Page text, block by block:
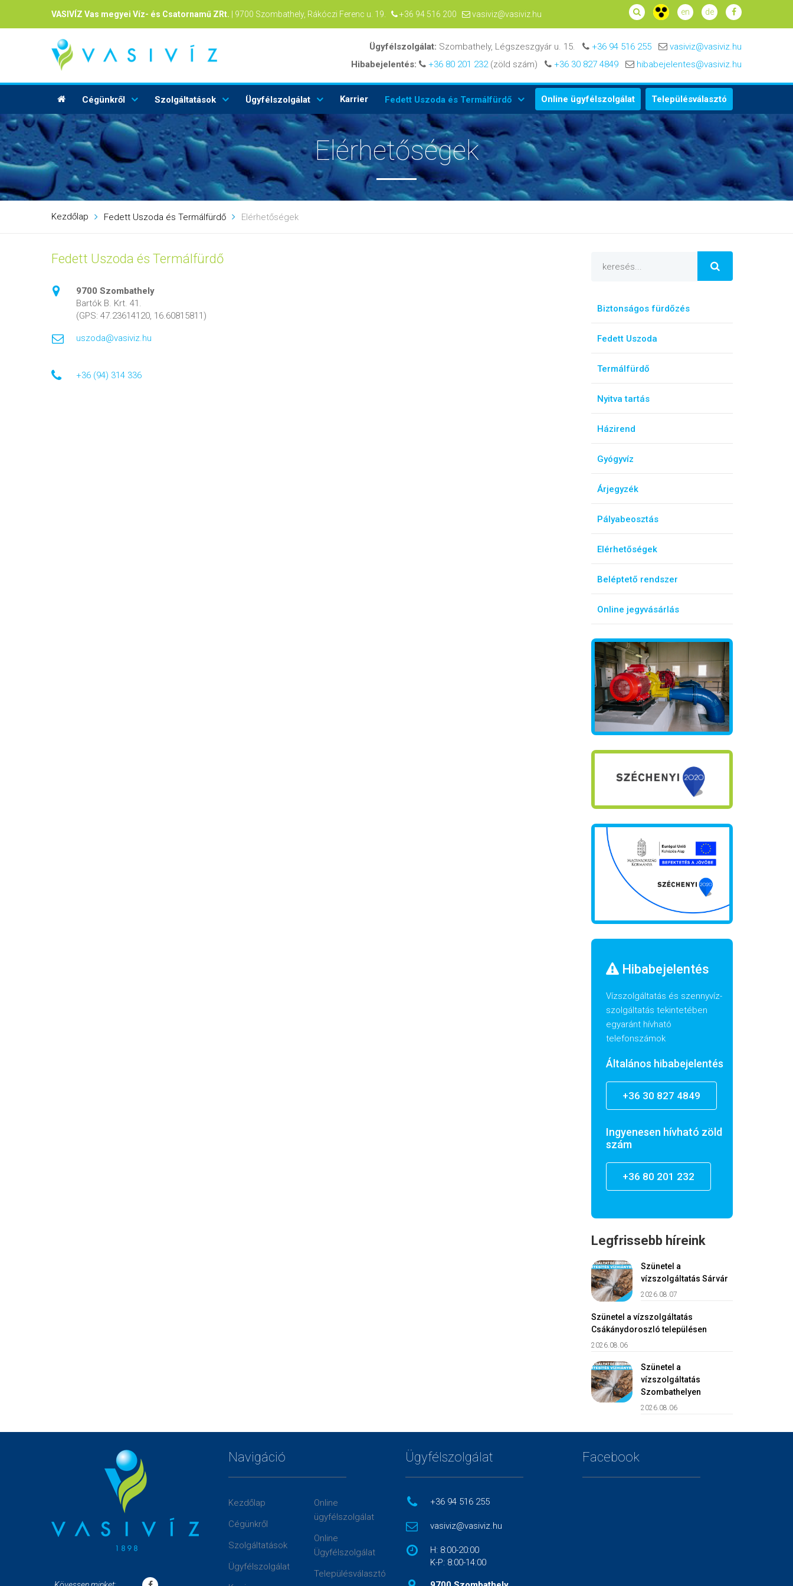
VASIVÍZ Vas megyei Víz- és Csatornamű ZRt. | 9700 Szombathely, Rákóczi Ferenc u. 19. +36 94 516 200 vasiviz@vasiviz.hu en de
Ügyfélszolgálat: Szombathely, Légszeszgyár u. 15. +36 94 516 255
vasiviz@vasiviz.hu
Hibabejelentés:
+36 80 201 232(zöld szám) +36 30 827 4849 hibabejelentes@vasiviz.hu
Cégünkről Szolgáltatások Ügyfélszolgálat Karrier Fedett Uszoda és Termálfürdő Online ügyfélszolgálat Településválasztó
Elérhetőségek
Kezdőlap Fedett Uszoda és Termálfürdő Elérhetőségek
Fedett Uszoda és Termálfürdő
9700 Szombathely
Bartók B. Krt. 41.
(GPS: 47.23614120, 16.60815811)
uszoda@vasiviz.hu
+36 (94) 314 336
Biztonságos fürdőzés
Fedett Uszoda
Termálfürdő
Nyitva tartás
Házirend
Gyógyvíz
Árjegyzék
Pályabeosztás
Elérhetőségek
Beléptető rendszer
Online jegyvásárlás
Hibabejelentés
Vízszolgáltatás és szennyvíz-
szolgáltatás tekintetében
egyaránt hívható
telefonszámok
Általános hibabejelentés
+36 30 827 4849
Ingyenesen hívható zöld
szám
+36 80 201 232
Legfrissebb híreink
Szünetel a
vízszolgáltatás Sárvár
2026.08.07
Szünetel a vízszolgáltatás
Csákánydoroszló településen
2026.08.06
Szünetel a
vízszolgáltatás
Szombathelyen
2026.08.06
Navigáció
Kezdőlap
Cégünkről
Szolgáltatások
Ügyfélszolgálat
Online
ügyfélszolgálat
Online
Ügyfélszolgálat
Településválasztó
Ügyfélszolgálat
+36 94 516 255
vasiviz@vasiviz.hu
H: 8:00-20:00
K-P: 8:00-14:00
Facebook